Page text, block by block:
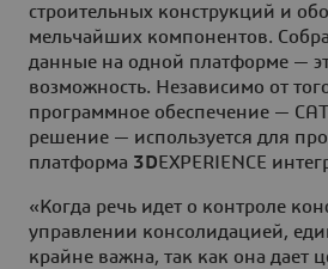
строительных конструкций и
мельчайших компонентов.
данные на одной платформе —
возможность. Независимо от
программное обеспечение —
решение — используется для
платформа 3DEXPERIENCE
«Когда речь идет о контроле
управлении консолидацией,
крайне важна, так как она дает